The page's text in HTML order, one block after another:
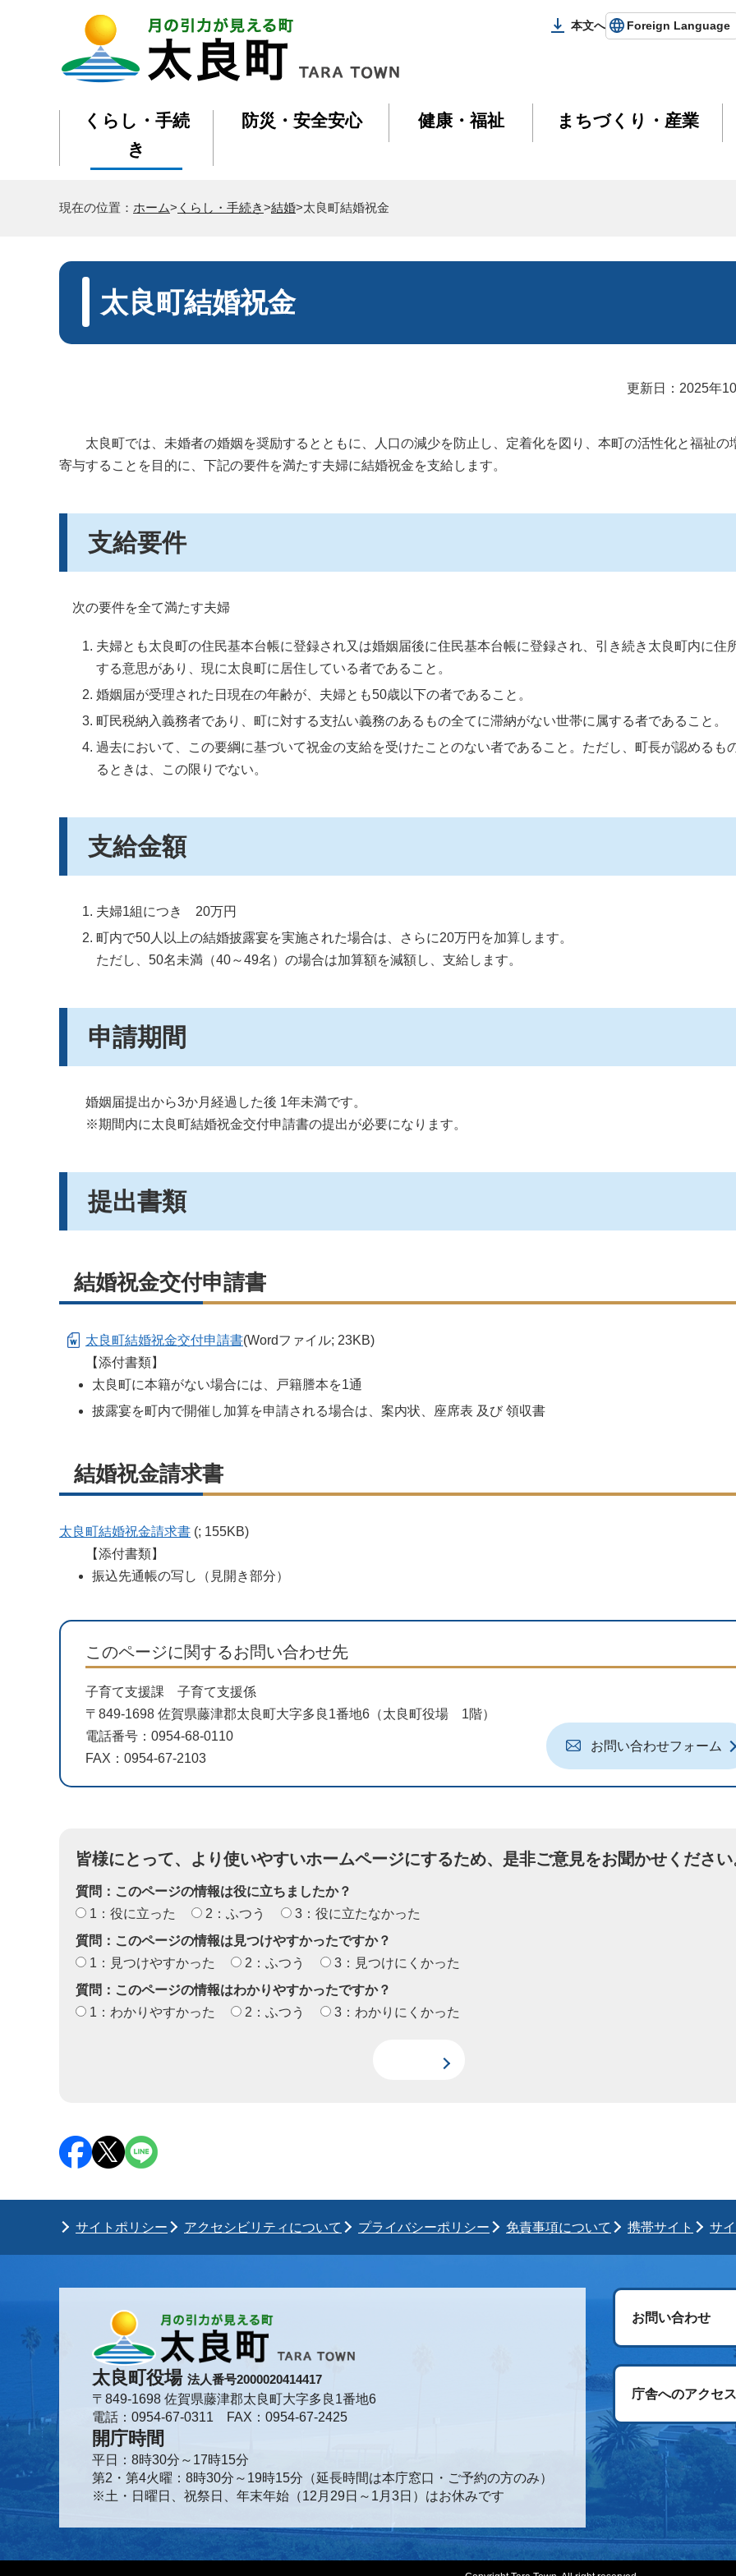
本文へ Foreign Language
くらし・手続
き
防災・安全安心 健康・福祉 まちづくり・産業
現在の位置： ホーム> くらし・手続き>結婚>太良町結婚祝金
太良町結婚祝金
更新日：2025年
太良町では、未婚者の婚姻を奨励するとともに、人口の減少を防止し、定着化を図り、本町の活性化と福祉の
寄与することを目的に、下記の要件を満たす夫婦に結婚祝金を支給します。
支給要件
次の要件を全て満たす夫婦
夫婦とも太良町の住民基本台帳に登録され又は婚姻届後に住民基本台帳に登録され、引き続き太良町内に住
する意思があり、現に太良町に居住している者であること。
婚姻届が受理された日現在の年齢が、夫婦とも50歳以下の者であること。
町民税納入義務者であり、町に対する支払い義務のあるもの全てに滞納がない世帯に属する者であること。
過去において、この要綱に基づいて祝金の支給を受けたことのない者であること。ただし、町長が認めるも
るときは、この限りでない。
支給金額
夫婦1組につき 20万円
町内で50人以上の結婚披露宴を実施された場合は、さらに20万円を加算します。
ただし、50名未満（40～49名）の場合は加算額を減額し、支給します。
申請期間
婚姻届提出から3か月経過した後 1年未満です。
※期間内に太良町結婚祝金交付申請書の提出が必要になります。
提出書類
結婚祝金交付申請書
太良町結婚祝金交付申請書(Wordファイル; 23KB)
【添付書類】
太良町に本籍がない場合には、戸籍謄本を1通
披露宴を町内で開催し加算を申請される場合は、案内状、座席表 及び 領収書
結婚祝金請求書
太良町結婚祝金請求書 (; 155KB)
【添付書類】
振込先通帳の写し（見開き部分）
このページに関するお問い合わせ先
子育て支援課 子育て支援係
〒849-1698 佐賀県藤津郡太良町大字多良1番地6（太良町役場 1階）
電話番号：0954-68-0110
FAX：0954-67-2103
お問い合わせフォーム
皆様にとって、より使いやすいホームページにするため、是非ご意見をお聞かせください
質問：このページの情報は役に立ちましたか？
1：役に立った
2：ふつう
3：役に立たなかった
質問：このページの情報は見つけやすかったですか？
1：見つけやすかった
2：ふつう
3：見つけにくかった
質問：このページの情報はわかりやすかったですか？
1：わかりやすかった
2：ふつう 3：わかりにくかった
サイトポリシー アクセシビリティについて プライバシーポリシー 免責事項について 携帯サイト サ
太良町役場 法人番号2000020414417
〒849-1698 佐賀県藤津郡太良町大字多良1番地6
電話：0954-67-0311 FAX：0954-67-2425
開庁時間
平日：8時30分～17時15分
第2・第4火曜：8時30分～19時15分（延長時間は本庁窓口・ご予約の方のみ）
※土・日曜日、祝祭日、年末年始（12月29日～1月3日）はお休みです
お問い合わせ
庁舎へのアクセス